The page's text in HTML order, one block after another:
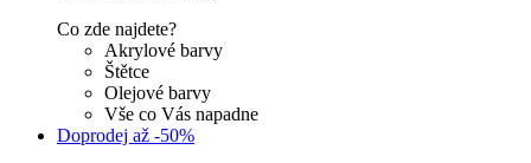
Co zde najdete?
Akrylové barvy
Štětce
Olejové barvy
Vše co Vás napadne
Doprodej až -50%